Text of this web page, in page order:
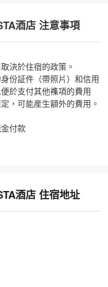
酒店 注意事項
決於住宿的政策。
份証件（帶照片）和信用
於支付其他襍項的費用
，可能産生額外的費用。
付款
酒店 住宿地址